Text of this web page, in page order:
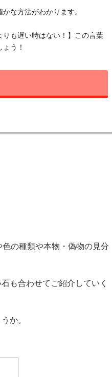
な方法がわかります。
も遅い時はない！】この言葉
う！
の種類や本物・偽物の見分
も合わせてご紹介していく
か。